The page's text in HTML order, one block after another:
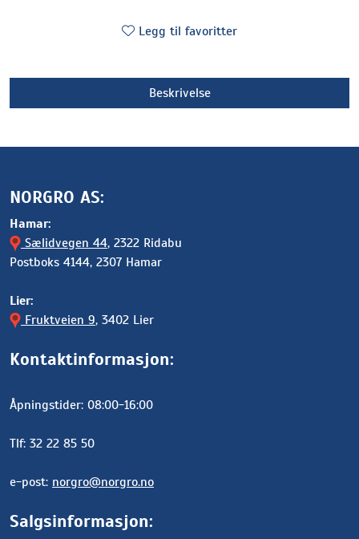
Legg til favoritter
Beskrivelse
NORGRO AS:
Hamar:
Sælidvegen 44, 2322 Ridabu
Postboks 4144, 2307 Hamar
Lier:
Fruktveien 9, 3402 Lier
Kontaktinformasjon:
Åpningstider: 08:00-16:00
Tlf: 32 22 85 50
e-post: norgro@norgro.no
Salgsinformasjon: